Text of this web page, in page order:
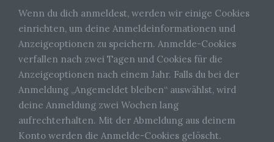
Wenn du dich anmeldest, werden wir einige Cookies
einrichten, um deine Anmeldeinformationen und
Anzeigeoptionen zu speichern. Anmelde-Cookies
verfallen nach zwei Tagen und Cookies für die
Anzeigeoptionen nach einem Jahr. Falls du bei der
Anmeldung „Angemeldet bleiben“ auswählst, wird
deine Anmeldung zwei Wochen lang
aufrechterhalten. Mit der Abmeldung aus deinem
Konto werden die Anmelde-Cookies gelöscht.